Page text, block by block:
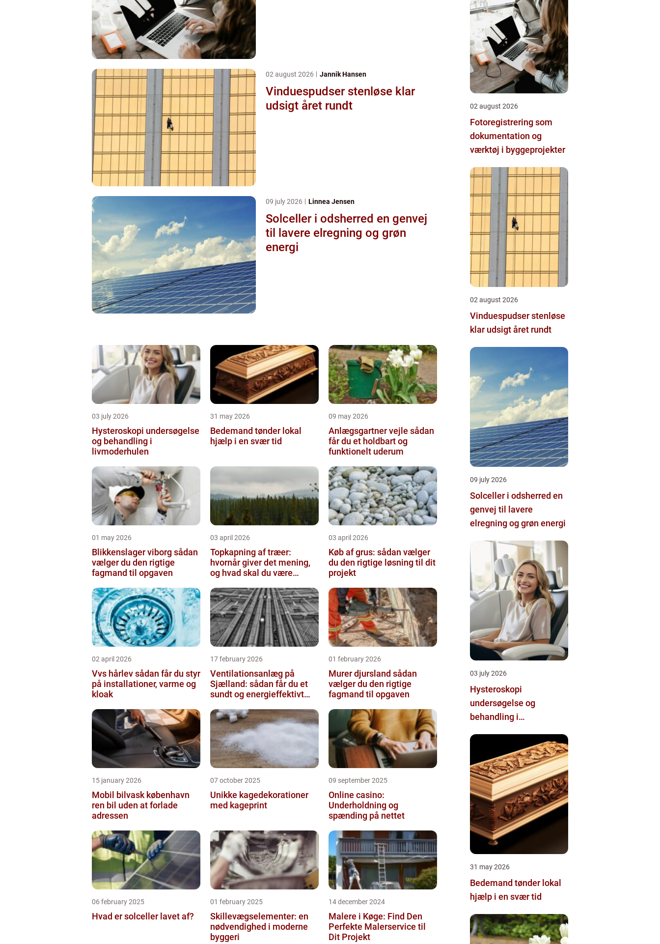
02 august 2026 Jannik Hansen
Vinduespudser stenløse klar
udsigt året rundt
09 july 2026 Linnea Jensen
Solceller i odsherred en genvej
til lavere elregning og grøn
energi
03 july 2026
Hysteroskopi undersøgelse
og behandling i
livmoderhulen
31 may 2026
Bedemand tønder lokal
hjælp i en svær tid
09 may 2026
Anlægsgartner vejle sådan
får du et holdbart og
funktionelt uderum
01 may 2026
Blikkenslager viborg sådan
vælger du den rigtige
fagmand til opgaven
03 april 2026
Topkapning af træer:
hvornår giver det mening,
og hvad skal du være
03 april 2026
Køb af grus: sådan vælger
du den rigtige løsning til dit
projekt
02 april 2026
Vvs hårlev sådan får du styr
på installationer, varme og
kloak
17 february 2026
Ventilationsanlæg på
Sjælland: sådan får du et
sundt og energieffektivt
01 february 2026
Murer djursland sådan
vælger du den rigtige
fagmand til opgaven
15 january 2026
Mobil bilvask københavn
ren bil uden at forlade
adressen
07 october 2025
Unikke kagedekorationer
med kageprint
09 september 2025
Online casino:
Underholdning og
spænding på nettet
06 february 2025
Hvad er solceller lavet af?
01 february 2025
Skillevægselementer: en
nødvendighed i moderne
byggeri
14 december 2024
Malere i Køge: Find Den
Perfekte Malerservice til
Dit Projekt
02 august 2026
Fotoregistrering som
dokumentation og
værktøj i byggeprojekter
02 august 2026
Vinduespudser stenløse
klar udsigt året rundt
09 july 2026
Solceller i odsherred en
genvej til lavere
elregning og grøn energi
03 july 2026
Hysteroskopi
undersøgelse og
behandling i
31 may 2026
Bedemand tønder lokal
hjælp i en svær tid